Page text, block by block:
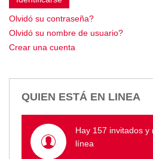
Olvidó su contraseña?
Olvidó su nombre de usuario?
Crear una cuenta
QUIEN ESTÁ EN LINEA
Hay 157 invitados
línea
Empresa Pública de Vivienda
Biblioteca
P.A.C. - P.O.A.
Ordenanzas/Resoluciones
Cumplimiento LOTAIP
Concurso de Méritos
Concursos 2016